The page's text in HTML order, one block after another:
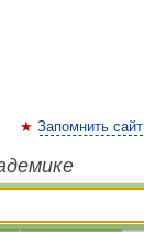
Запомнить сайт